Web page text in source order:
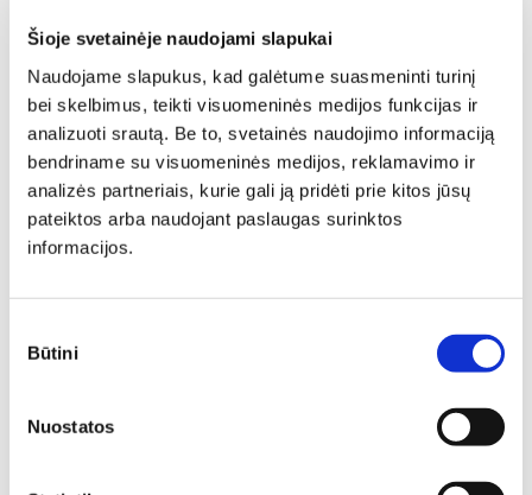
Šioje svetainėje naudojami slapukai
Naudojame slapukus, kad galėtume suasmeninti turinį
bei skelbimus, teikti visuomeninės medijos funkcijas ir
analizuoti srautą. Be to, svetainės naudojimo informaciją
bendriname su visuomeninės medijos, reklamavimo ir
analizės partneriais, kurie gali ją pridėti prie kitos jūsų
pateiktos arba naudojant paslaugas surinktos
informacijos.
pasirinkimas
Būtini
Nuostatos
Individuali
pasiruošę Jums padėti susikurti savo svajonių interjerą!